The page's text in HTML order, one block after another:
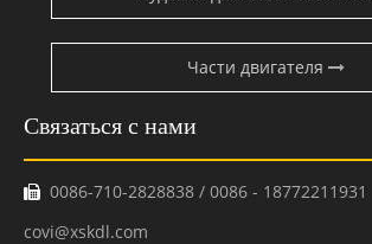
Части двигателя
Связаться с нами
 0086-710-2828838 / 0086 - 18772211931
covi@xskdl.com